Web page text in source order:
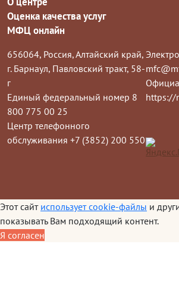
Оценка качества услуг
МФЦ онлайн
656064, Россия, Алтайский край,
г. Барнаул, Павловский тракт, 58-
г
Единый федеральный номер 8
800 775 00 25
Центр телефонного
обслуживания +7 (3852) 200 550
https://
Этот сайт использует cookie-файлы и
показывать Вам подходящий контент.
Я согласен